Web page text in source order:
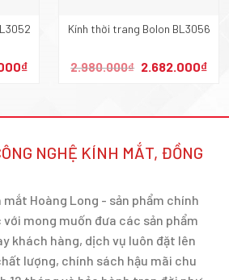
₫Giá
hiện
Kính thời trang Bolon BL3056
2.980.000₫ Giá
gốc
2.682.000₫Giá
hiện
NGHỆ KÍNH MẮT, ĐỒNG
Hoàng Long - sản phẩm chính
mong muốn đưa các sản phẩm
khách hàng, dịch vụ luôn đặt lên
lượng, chính sách hậu mãi chu